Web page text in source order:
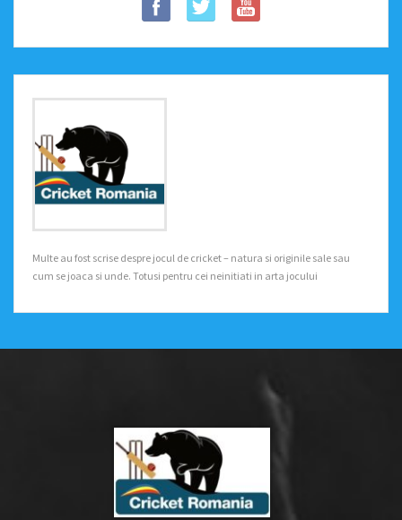
Multe au fost scrise despre jocul de cricket – natura si originile sale sau
cum se joaca si unde. Totusi pentru cei neinitiati in arta jocului